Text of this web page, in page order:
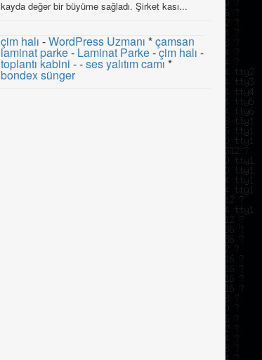
kayda değer bir büyüme sağladı. Şirket kası...
çim halı -WordPress Uzmanı *çamsan
laminat parke- Laminat Parke-çim halı -
toplantı kabini - -ses yalıtım camı *
bondex sünger